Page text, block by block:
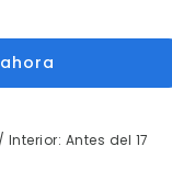
Interior: Antes del 17